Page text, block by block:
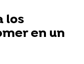
los
en un